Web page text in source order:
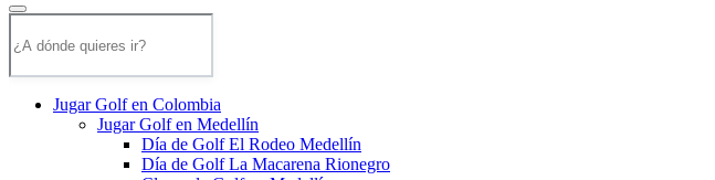
Jugar Golf en Colombia
Jugar Golf en Medellín
Día de Golf El Rodeo Medellín
Día de Golf La Macarena Rionegro